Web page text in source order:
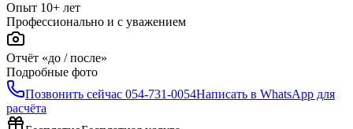
Опыт 10+ лет
Профессионально и с уважением
Отчёт «до / после»
Подробные фото
Позвонить сейчас 054-731-0054Написать в WhatsApp для
расчёта